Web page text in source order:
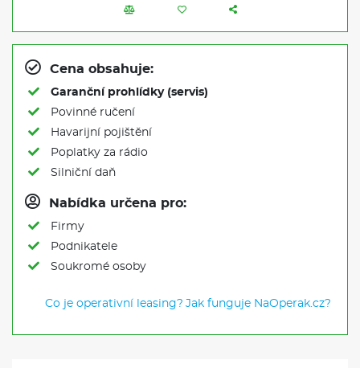
Cena obsahuje:
Garanční prohlídky (servis)
Povinné ručení
Havarijní pojištění
Poplatky za rádio
Silniční daň
Nabídka určena pro:
Firmy
Podnikatele
Soukromé osoby
Co je operativní leasing? Jak funguje NaOperak.cz?